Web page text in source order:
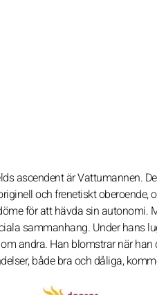
ascendent är Vattumannen.
och frenetiskt
för att hävda sin autonomi.
sammanhang. Under hans
andra. Han blomstrar när
både bra och dåliga,